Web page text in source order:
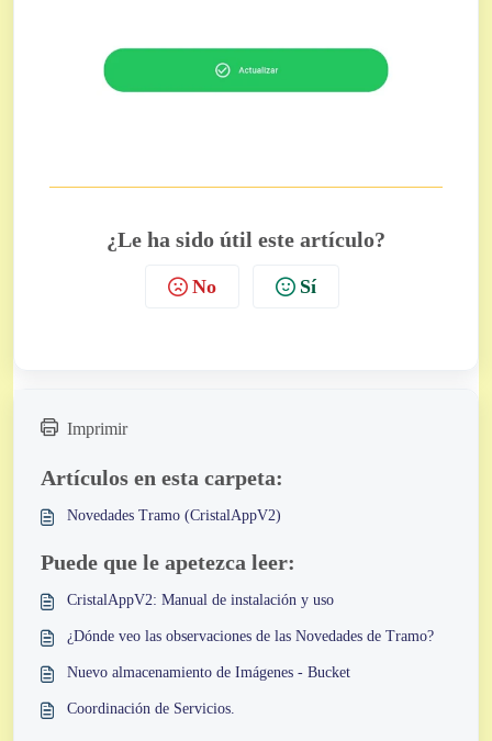
¿Le ha sido útil este artículo?
No Sí
Imprimir
Artículos en esta carpeta:
Novedades Tramo (CristalAppV2)
Puede que le apetezca leer:
CristalAppV2: Manual de instalación y uso
¿Dónde veo las observaciones de las Novedades de Tramo?
Nuevo almacenamiento de Imágenes - Bucket
Coordinación de Servicios.